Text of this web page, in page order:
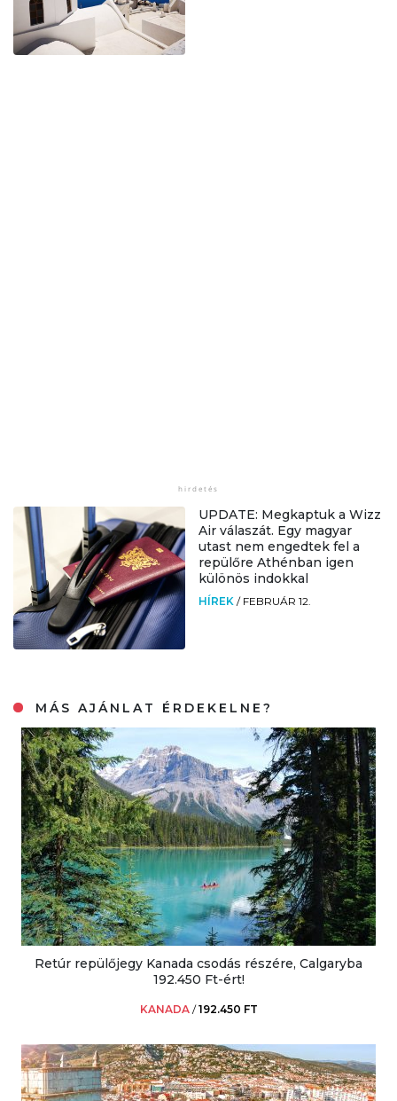
UPDATE: Megkaptuk a Wizz
Air válaszát. Egy magyar
utast nem engedtek fel a
repülőre Athénban igen
különös indokkal
HÍREK / FEBRUÁR 12.
MÁS AJÁNLAT ÉRDEKELNE?
Retúr repülőjegy Kanada csodás részére, Calgaryba
192.450 Ft-ért!
KANADA /192.450 FT